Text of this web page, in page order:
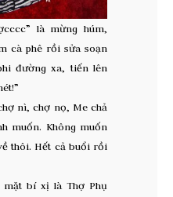
là mừng húm,
cà phê rồi sửa soạn
đường xa, tiến lên
nì, chợ nọ, Me chả
muốn. Không muốn
thôi. Hết cả buổi rồi
mặt bí xị là Thợ Phụ